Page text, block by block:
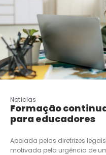
Notícias
Formação
para educadores
Apoiada pelas diretrizes
motivada pela urgência de